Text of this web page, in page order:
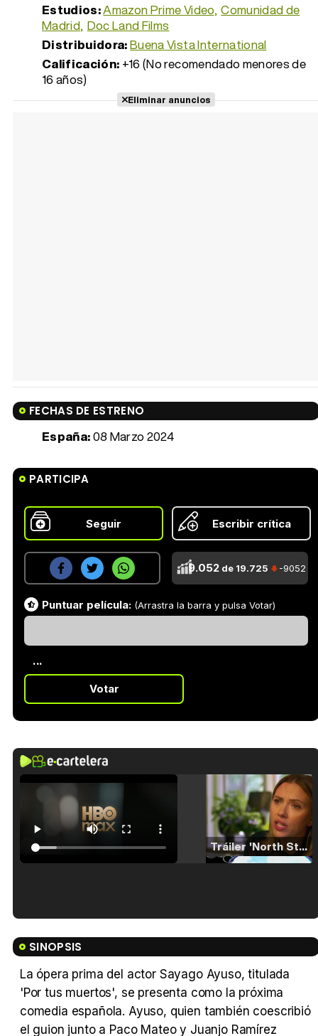
Estudios:Amazon Prime Video Comunidad de
Madrid Doc Land Films
Distribuidora:Buena Vista International
Calificación: +16 (No recomendado menores de
16 años)
Eliminar anuncios
FECHAS DE ESTRENO
España:08 Marzo 2024
PARTICIPA
Seguir Escribir crítica
9.052 de 19.725 -9052
Puntuar película: (Arrastra la barra y pulsa Votar)
...
Votar
Tráiler 'North Star' (2023)
Tráiler 'Vida perra' (2026)
SINOPSIS
La ópera prima del actor Sayago Ayuso, titulada
'Por tus muertos', se presenta como la próxima
comedia española. Ayuso, quien también coescribió
el guion junto a Paco Mateo y Juanjo Ramírez